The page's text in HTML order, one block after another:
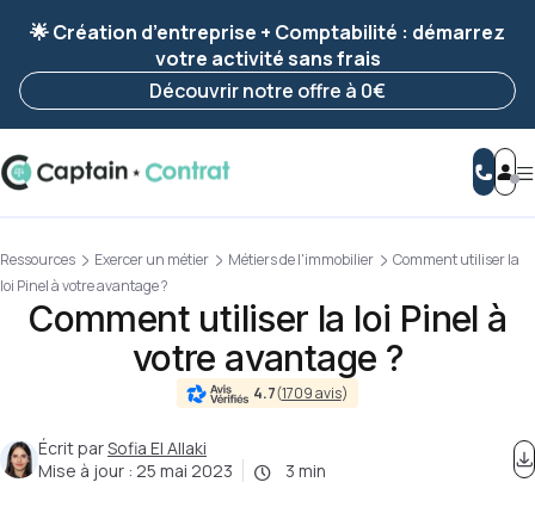
enregistrée 🚀
Reprendre ma démarche
🌟 Création d’entreprise + Comptabilité : démarrez
votre activité sans frais
Découvrir notre offre à 0€
Ressources Exercer un métier Métiers de l'immobilier
Comment utiliser la
loi Pinel à votre avantage ?
Comment utiliser la loi Pinel à
votre avantage ?
4.7(1709 avis)
Écrit parSofia El Allaki
Mise à jour : 25 mai 2023 3 min